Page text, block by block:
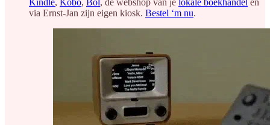
via Ernst-Jan zijn eigen kiosk. Bestel ‘m nu.